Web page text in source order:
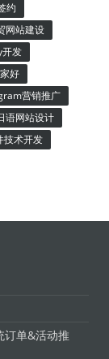
约
网站建设
发
好
营销推广
语网站设计
技术开发
订单&活动推